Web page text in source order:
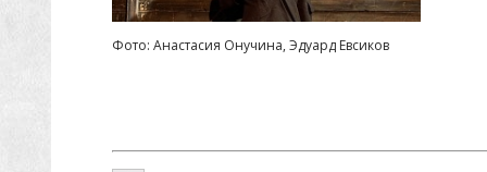
Фото: Анастасия Онучина, Эдуард Евсиков